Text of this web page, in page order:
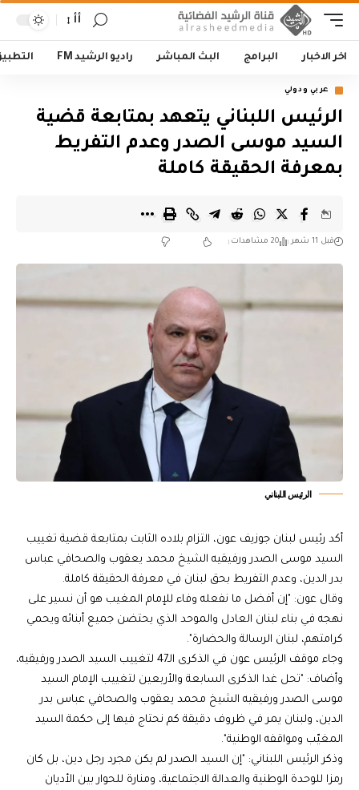
أأ
اخر الاخبار البرامج البث المباشر راديو الرشيد FM
عربي ودولي
الرئيس اللبناني يتعهد بمتابعة قضية
السيد موسى الصدر وعدم التفريط
بمعرفة الحقيقة كاملة
قبل 11 شهر 20 مشاهدات
الرئيس اللبناني
أكد رئيس لبنان جوزيف عون، التزام بلاده الثابت بمتابعة قضية تغييب
السيد موسى الصدر ورفيقيه الشيخ محمد يعقوب والصحافي عباس
بدر الدين، وعدم التفريط بحق لبنان في معرفة الحقيقة كاملة.
وقال عون: "إن أفضل ما نفعله وفاء للإمام المغيب هو أن نسير على
نهجه في بناء لبنان العادل والموحد الذي يحتضن جميع أبنائه ويحمي
كرامتهم، لبنان الرسالة والحضارة".
وجاء موقف الرئيس عون في الذكرى الـ47 لتغييب السيد الصدر ورفيقيه،
وأضاف: "تحل غدا الذكرى السابعة والأربعين لتغييب الإمام السيد
موسى الصدر ورفيقيه الشيخ محمد يعقوب والصحافي عباس بدر
الدين، ولبنان يمر في ظروف دقيقة كم نحتاج فيها إلى حكمة السيد
المغيّب ومواقفه الوطنية".
وذكر الرئيس اللبناني: "إن السيد الصدر لم يكن مجرد رجل دين، بل كان
رمزا للوحدة الوطنية والعدالة الاجتماعية، ومنارة للحوار بين الأديان